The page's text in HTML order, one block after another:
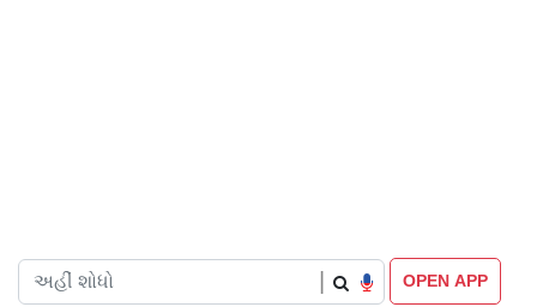
OPEN APP